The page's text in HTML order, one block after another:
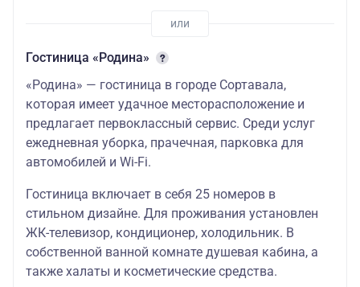
Гостиница «Родина»
«Родина» — гостиница в городе Сортавала,
которая имеет удачное месторасположение и
предлагает первоклассный сервис. Среди услуг
ежедневная уборка, прачечная, парковка для
автомобилей и Wi-Fi.
Гостиница включает в себя 25 номеров в
стильном дизайне. Для проживания установлен
ЖК-телевизор, кондиционер, холодильник. В
собственной ванной комнате душевая кабина, а
также халаты и косметические средства.